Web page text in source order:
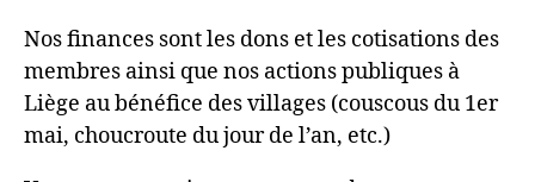
Nos finances sont les dons et les cotisations des
membres ainsi que nos actions publiques à
Liège au bénéfice des villages (couscous du 1er
mai, choucroute du jour de l’an, etc.)